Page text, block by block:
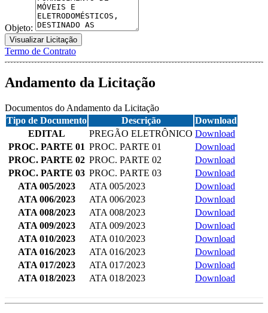
Objeto:
Visualizar Licitação
Termo de Contrato
Andamento da Licitação
Documentos do Andamento da Licitação
Tipo de Documento
Descrição
Download
EDITAL
PREGÃO ELETRÔNICO Download
PROC. PARTE 01 PROC. PARTE 01
Download
PROC. PARTE 02 PROC. PARTE 02
Download
PROC. PARTE 03 PROC. PARTE 03
Download
ATA 005/2023
ATA 005/2023
Download
ATA 006/2023
ATA 006/2023
Download
ATA 008/2023
ATA 008/2023
Download
ATA 009/2023
ATA 009/2023
Download
ATA 010/2023
ATA 010/2023
Download
ATA 016/2023
ATA 016/2023
Download
ATA 017/2023
ATA 017/2023
Download
ATA 018/2023
ATA 018/2023 Download